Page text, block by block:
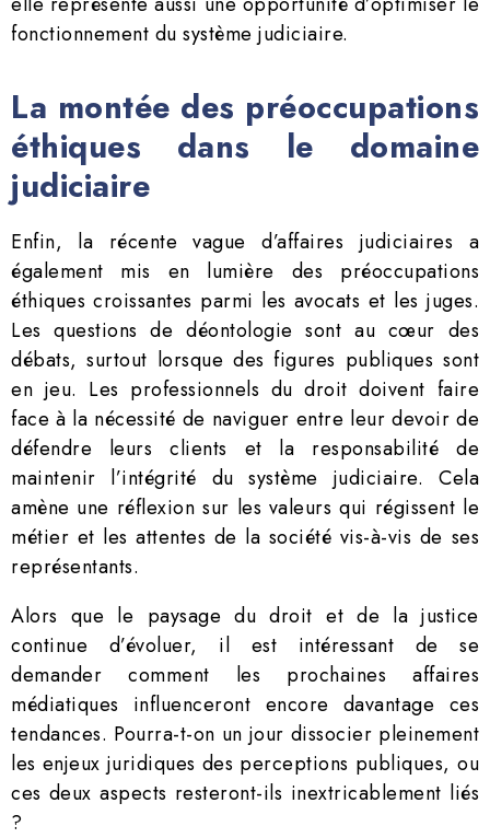
fonctionnement du système judiciaire.
La montée des préoccupations
éthiques dans le domaine
judiciaire
Enfin, la récente vague d’affaires judiciaires a
également mis en lumière des préoccupations
éthiques croissantes parmi les avocats et les juges.
Les questions de déontologie sont au cœur des
débats, surtout lorsque des figures publiques sont
en jeu. Les professionnels du droit doivent faire
face à la nécessité de naviguer entre leur devoir de
défendre leurs clients et la responsabilité de
maintenir l’intégrité du système judiciaire. Cela
amène une réflexion sur les valeurs qui régissent le
métier et les attentes de la société vis-à-vis de ses
représentants.
Alors que le paysage du droit et de la justice
continue d’évoluer, il est intéressant de se
demander comment les prochaines affaires
médiatiques influenceront encore davantage ces
tendances. Pourra-t-on un jour dissocier pleinement
les enjeux juridiques des perceptions publiques, ou
ces deux aspects resteront-ils inextricablement liés
?